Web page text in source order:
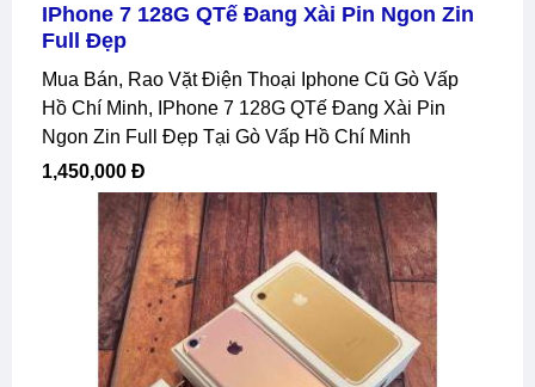
IPhone 7 128G QTế Đang Xài Pin Ngon Zin
Full Đẹp
Mua Bán, Rao Vặt Điện Thoại Iphone Cũ Gò Vấp
Hồ Chí Minh, IPhone 7 128G QTế Đang Xài Pin
Ngon Zin Full Đẹp Tại Gò Vấp Hồ Chí Minh
1,450,000 Đ